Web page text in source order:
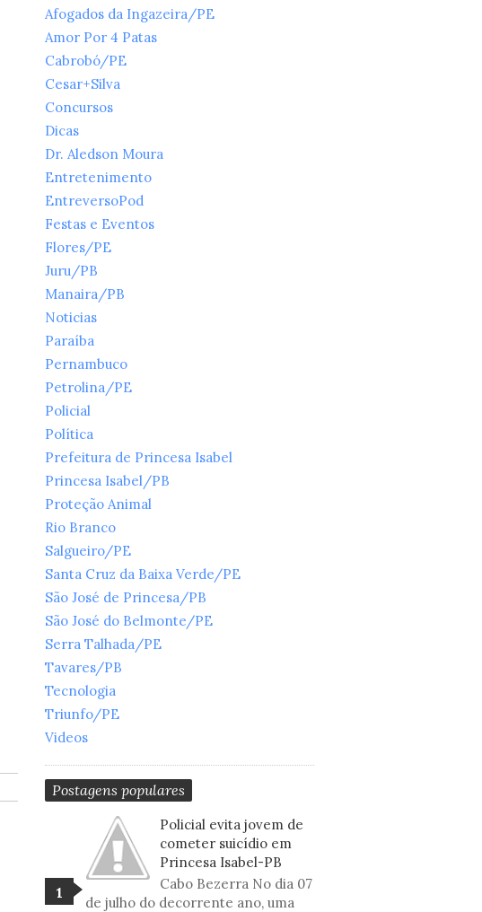
Afogados da Ingazeira/PE
Amor Por 4 Patas
Cabrobó/PE
Cesar+Silva
Concursos
Dicas
Dr. Aledson Moura
Entretenimento
EntreversoPod
Festas e Eventos
Flores/PE
Juru/PB
Manaira/PB
Noticias
Paraíba
Pernambuco
Petrolina/PE
Policial
Política
Prefeitura de Princesa Isabel
Princesa Isabel/PB
Proteção Animal
Rio Branco
Salgueiro/PE
Santa Cruz da Baixa Verde/PE
São José de Princesa/PB
São José do Belmonte/PE
Serra Talhada/PE
Tavares/PB
Tecnologia
Triunfo/PE
Videos
Postagens populares
Policial evita jovem de
cometer suicídio em
Princesa Isabel-PB
Cabo Bezerra No dia 07
de julho do decorrente ano, uma